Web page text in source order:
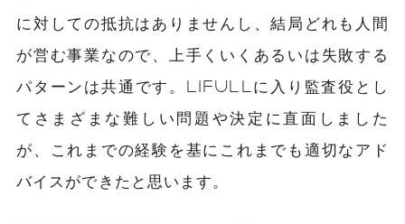
に対しての抵抗はありませんし、結局どれも人間
が営む事業なので、上手くいくあるいは失敗する
パターンは共通です。LIFULLに入り監査役とし
てさまざまな難しい問題や決定に直面しました
が、これまでの経験を基にこれまでも適切なアド
バイスができたと思います。